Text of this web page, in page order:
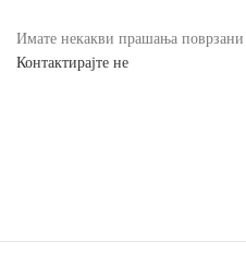
Имате некакви прашања
Контактирајте не